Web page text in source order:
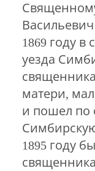
1869 году в
уезда
матери,
и пошел по
1895 году